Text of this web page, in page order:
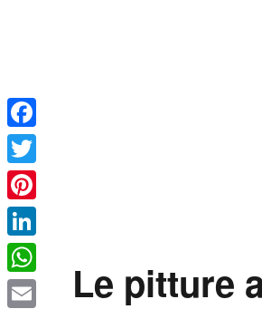
Le pitture
Facebook
Twitter
Pinterest
LinkedIn
WhatsApp